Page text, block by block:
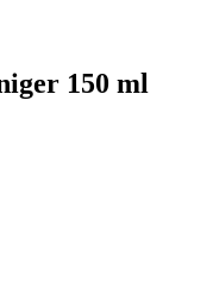
150 ml